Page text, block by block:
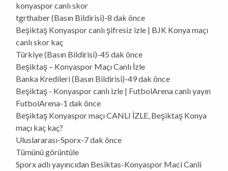
konyaspor canlı skor
tgrthaber (Basın Bildirisi)-8 dak önce
Beşiktaş Konyaspor canlı şifresiz izle | BJK Konya maçı
canlı skor kaç
Türkiye (Basın Bildirisi)-45 dak önce
Beşiktaş – Konyaspor Maçı Canlı İzle
Banka Kredileri (Basın Bildirisi)-49 dak önce
Beşiktaş - Konyaspor canlı izle | FutbolArena canlı yayın
FutbolArena-1 dak önce
Beşiktaş Konyaspor maçı CANLI İZLE, Beşiktaş Konya
maçı kaç kaç?
Uluslararası-Sporx-7 dak önce
Tümünü görüntüle
Sporx adlı yayıncıdan Besiktas-Konyaspor Maci Canli